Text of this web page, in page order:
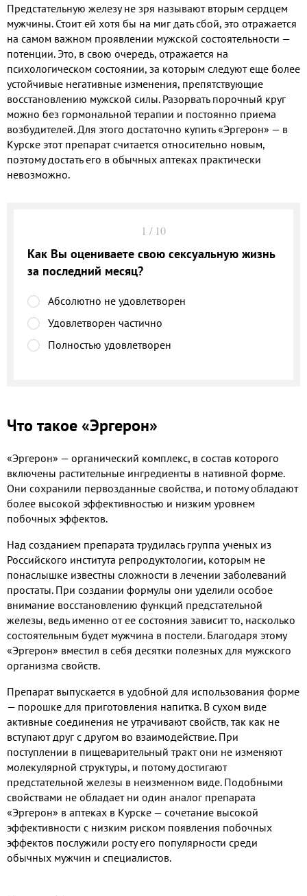
Предстательную железу не зря называют вторым сердцем
мужчины. Стоит ей хотя бы на миг дать сбой, это отражается
на самом важном проявлении мужской состоятельности —
потенции. Это, в свою очередь, отражается на
психологическом состоянии, за которым следуют еще более
устойчивые негативные изменения, препятствующие
восстановлению мужской силы. Разорвать порочный круг
можно без гормональной терапии и постоянно приема
возбудителей. Для этого достаточно купить «Эргерон» — в
Курске этот препарат считается относительно новым,
поэтому достать его в обычных аптеках практически
невозможно.
1 / 10
Как Вы оцениваете свою сексуальную жизнь
за последний месяц?
Абсолютно не удовлетворен
Удовлетворен частично
Полностью удовлетворен
Что такое «Эргерон»
«Эргерон» — органический комплекс, в состав которого
включены растительные ингредиенты в нативной форме.
Они сохранили первозданные свойства, и потому обладают
более высокой эффективностью и низким уровнем
побочных эффектов.
Над созданием препарата трудилась группа ученых из
Российского института репродуктологии, которым не
понаслышке известны сложности в лечении заболеваний
простаты. При создании формулы они уделили особое
внимание восстановлению функций предстательной
железы, ведь именно от ее состояния зависит то, насколько
состоятельным будет мужчина в постели. Благодаря этому
«Эргерон» вместил в себя десятки полезных для мужского
организма свойств.
Препарат выпускается в удобной для использования форме
— порошке для приготовления напитка. В сухом виде
активные соединения не утрачивают свойств, так как не
вступают друг с другом во взаимодействие. При
поступлении в пищеварительный тракт они не изменяют
молекулярной структуры, и потому достигают
предстательной железы в неизменном виде. Подобными
свойствами не обладает ни один аналог препарата
«Эргерон» в аптеках в Курске — сочетание высокой
эффективности с низким риском появления побочных
эффектов послужили росту его популярности среди
обычных мужчин и специалистов.